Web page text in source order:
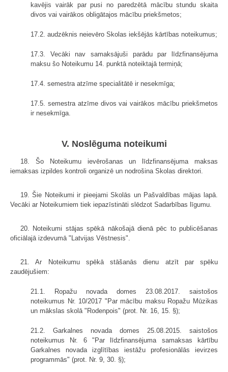
kavējis vairāk par pusi no paredzētā mācību stundu skaita
divos vai vairākos obligātajos mācību priekšmetos;
17.2. audzēknis neievēro Skolas iekšējās kārtības noteikumus;
17.3. Vecāki nav samaksājuši parādu par līdzfinansējuma
maksu šo Noteikumu 14. punktā noteiktajā termiņā;
17.4. semestra atzīme specialitātē ir nesekmīga;
17.5. semestra atzīme divos vai vairākos mācību priekšmetos
ir nesekmīga.
V. Noslēguma noteikumi
18. Šo Noteikumu ievērošanas un līdzfinansējuma maksas
iemaksas izpildes kontroli organizē un nodrošina Skolas direktori.
19. Šie Noteikumi ir pieejami Skolās un Pašvaldības mājas lapā.
Vecāki ar Noteikumiem tiek iepazīstināti slēdzot Sadarbības līgumu.
20. Noteikumi stājas spēkā nākošajā dienā pēc to publicēšanas
oficiālajā izdevumā "Latvijas Vēstnesis".
21. Ar Noteikumu spēkā stāšanās dienu atzīt par spēku
zaudējušiem:
21.1. Ropažu novada domes 23.08.2017. saistošos
noteikumus Nr. 10/2017 "Par mācību maksu Ropažu Mūzikas
un mākslas skolā "Rodenpois" (prot. Nr. 16, 15. §);
21.2. Garkalnes novada domes 25.08.2015. saistošos
noteikumus Nr. 6 "Par līdzfinansējuma samaksas kārtību
Garkalnes novada izglītības iestāžu profesionālās ievirzes
programmās" (prot. Nr. 9, 30. §);